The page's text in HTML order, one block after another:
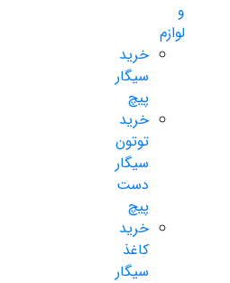
و
لوازم
خرید
سیگار
پیچ
خرید
توتون
سیگار
دست
پیچ
خرید
کاغذ
سیگار